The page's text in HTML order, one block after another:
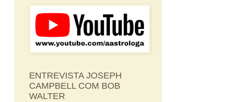
ENTREVISTA JOSEPH
CAMPBELL COM BOB
WALTER